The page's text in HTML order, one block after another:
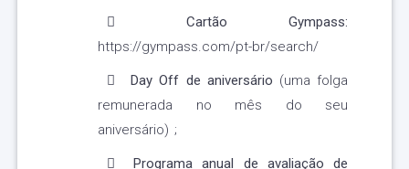
Cartão Gympass:
https://gympass.com/pt-br/search/
Day Off de aniversário (uma folga
remunerada no mês do seu
aniversário) ;
Programa anual de avaliação de